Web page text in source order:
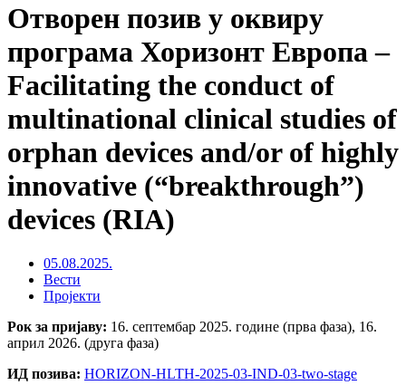
Отворен позив у оквиру
програма Хоризонт Европа ‒
Facilitating the conduct of
multinational clinical studies of
orphan devices and/or of highly
innovative (“breakthrough”)
devices (RIA)
05.08.2025.
Вести
Пројекти
Рок за пријаву: 16. септембар 2025. године (прва фаза), 16.
април 2026. (друга фаза)
ИД позива: HORIZON-HLTH-2025-03-IND-03-two-stage